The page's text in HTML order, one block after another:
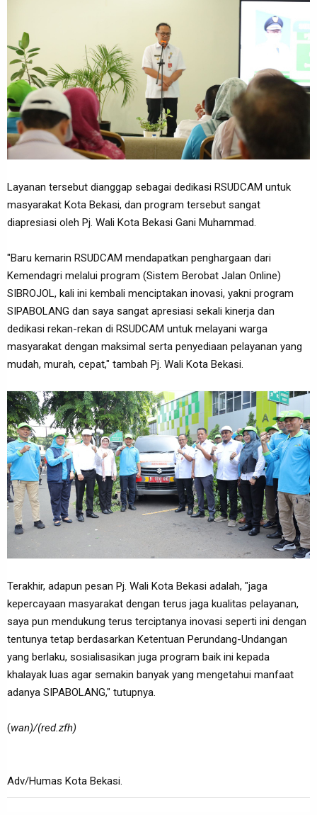
Layanan tersebut dianggap sebagai dedikasi RSUDCAM untuk
masyarakat Kota Bekasi, dan program tersebut sangat
diapresiasi oleh Pj. Wali Kota Bekasi Gani Muhammad.
"Baru kemarin RSUDCAM mendapatkan penghargaan dari
Kemendagri melalui program (Sistem Berobat Jalan Online)
SIBROJOL, kali ini kembali menciptakan inovasi, yakni program
SIPABOLANG dan saya sangat apresiasi sekali kinerja dan
dedikasi rekan-rekan di RSUDCAM untuk melayani warga
masyarakat dengan maksimal serta penyediaan pelayanan yang
mudah, murah, cepat," tambah Pj. Wali Kota Bekasi.
Terakhir, adapun pesan Pj. Wali Kota Bekasi adalah, "jaga
kepercayaan masyarakat dengan terus jaga kualitas pelayanan,
saya pun mendukung terus terciptanya inovasi seperti ini dengan
tentunya tetap berdasarkan Ketentuan Perundang-Undangan
yang berlaku, sosialisasikan juga program baik ini kepada
khalayak luas agar semakin banyak yang mengetahui manfaat
adanya SIPABOLANG," tutupnya.
(wan)/(red.zfh)
Adv/Humas Kota Bekasi.